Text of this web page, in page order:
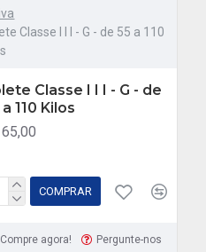
Classe I I I - G - de 55 a 110
Classe I I I - G - de
110 Kilos
COMPRAR
Compre agora! Pergunte-nos